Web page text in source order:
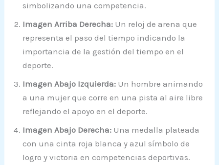
simbolizando una competencia.
Imagen Arriba Derecha: Un reloj de arena que
representa el paso del tiempo indicando la
importancia de la gestión del tiempo en el
deporte.
Imagen Abajo Izquierda: Un hombre animando
a una mujer que corre en una pista al aire libre
reflejando el apoyo en el deporte.
Imagen Abajo Derecha: Una medalla plateada
con una cinta roja blanca y azul símbolo de
logro y victoria en competencias deportivas.